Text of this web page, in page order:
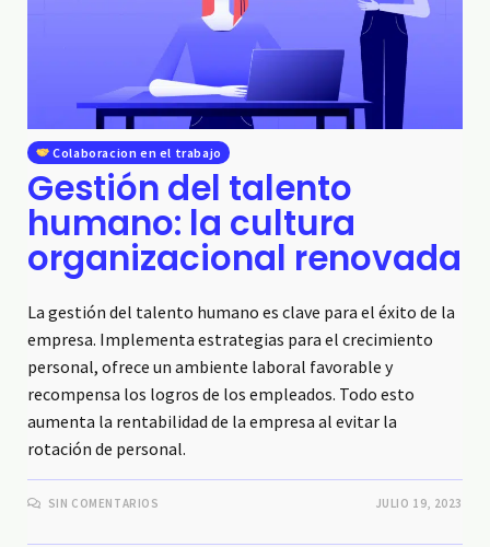
Colaboracion en el trabajo
Gestión del talento
humano: la cultura
organizacional renovada
La gestión del talento humano es clave para el éxito de la
empresa. Implementa estrategias para el crecimiento
personal, ofrece un ambiente laboral favorable y
recompensa los logros de los empleados. Todo esto
aumenta la rentabilidad de la empresa al evitar la
rotación de personal.
SIN COMENTARIOS JULIO 19, 2023